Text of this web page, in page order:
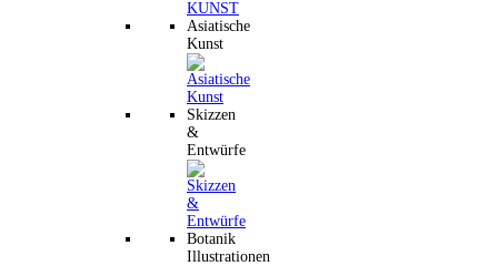
Asiatische
Kunst
Skizzen
&
Entwürfe
Botanik
Illustrationen